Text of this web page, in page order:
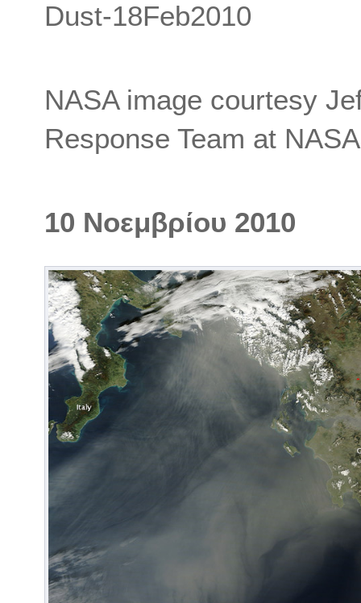
Dust-18Feb2010
NASA image courtesy
Response Team at
10 Νοεμβρίου 2010